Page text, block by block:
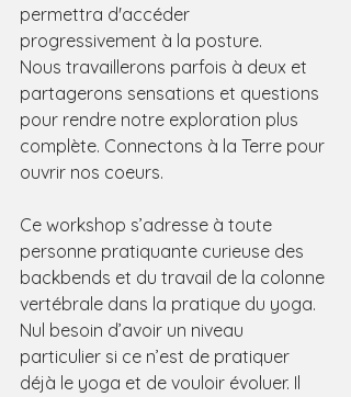
permettra d'accéder
progressivement à la posture.
Nous travaillerons parfois à deux et
partagerons sensations et questions
pour rendre notre exploration plus
complète. Connectons à la Terre pour
ouvrir nos coeurs.
Ce workshop s’adresse à toute
personne pratiquante curieuse des
backbends et du travail de la colonne
vertébrale dans la pratique du yoga.
Nul besoin d’avoir un niveau
particulier si ce n’est de pratiquer
déjà le yoga et de vouloir évoluer. Il